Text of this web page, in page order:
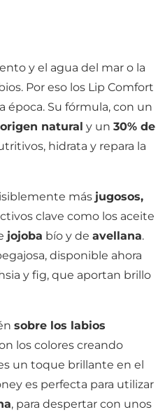
y el agua del mar o la
Por eso los Lip Comfort
época. Su fórmula, con un
natural y un 30% de
hidrata y repara la
más jugosos,
clave como los aceite
jojoba bío y de avellana.
disponible ahora
y fig, que aportan brillo
sobre los labios
los colores creando
un toque brillante en el
es perfecta para utilizar
, para despertar con unos